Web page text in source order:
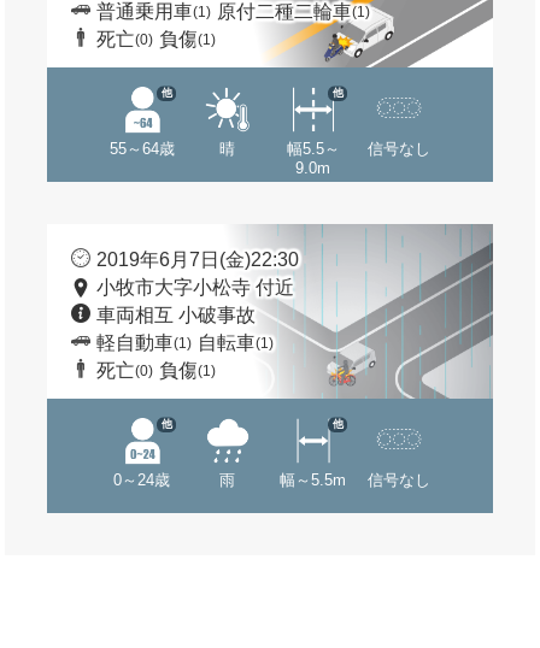
普通乗用車(1) 原付二種二輪車(1)
死亡(0) 負傷(1)
55～64歳
他
晴
幅5.5～
9.0m
他
信号なし
2019年6月7日(金)22:30
小牧市大字小松寺 付近
車両相互 小破事故
軽自動車(1) 自転車(1)
死亡(0) 負傷(1)
0～24歳
他
雨 幅～5.5m
他
信号なし